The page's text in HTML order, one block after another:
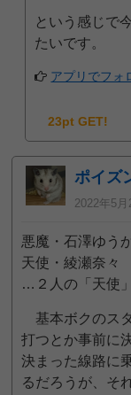
という感じで
たいです。
アプリでフォ
23pt GET!
ポイズ
2022年5
悪魔・石澤ゆう
天使・綾瀬奈々
…２人の「天使
基本ボクのス
打つとか事前に
決まった線路に
るだろうが、そ